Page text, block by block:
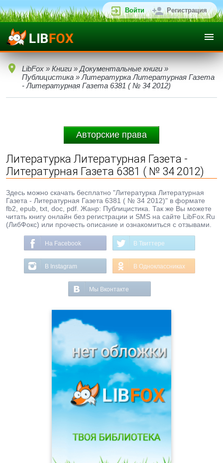
Войти Регистрация
LibFox » Книги » Документальные книги »
Публицистика » Литературка Литературная Газета
- Литературная Газета 6381 ( № 34 2012)
Авторские права
Литературка Литературная Газета -
Литературная Газета 6381 ( № 34 2012)
Здесь можно скачать бесплатно "Литературка Литературная
Газета - Литературная Газета 6381 ( № 34 2012)" в формате
fb2, epub, txt, doc, pdf. Жанр: Публицистика. Так же Вы можете
читать книгу онлайн без регистрации и SMS на сайте LibFox.Ru
(ЛибФокс) или прочесть описание и ознакомиться с отзывами.
На Facebook В Твиттере
В Instagram В Одноклассниках
Мы Вконтакте